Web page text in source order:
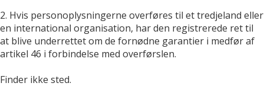
2. Hvis personoplysningerne overføres til et tredjeland eller
en international organisation, har den registrerede ret til
at blive underrettet om de fornødne garantier i medfør af
artikel 46 i forbindelse med overførslen.
Finder ikke sted.